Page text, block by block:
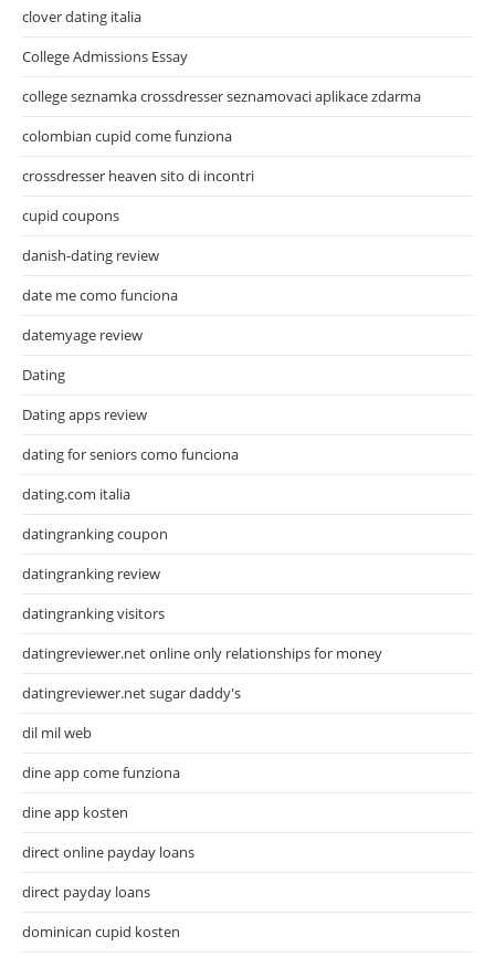
clover dating italia
College Admissions Essay
college seznamka crossdresser seznamovaci aplikace zdarma
colombian cupid come funziona
crossdresser heaven sito di incontri
cupid coupons
danish-dating review
date me como funciona
datemyage review
Dating
Dating apps review
dating for seniors como funciona
dating.com italia
datingranking coupon
datingranking review
datingranking visitors
datingreviewer.net online only relationships for money
datingreviewer.net sugar daddy's
dil mil web
dine app come funziona
dine app kosten
direct online payday loans
direct payday loans
dominican cupid kosten